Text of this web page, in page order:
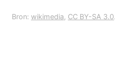
Bron: wikimedia, CC BY-SA 3.0.